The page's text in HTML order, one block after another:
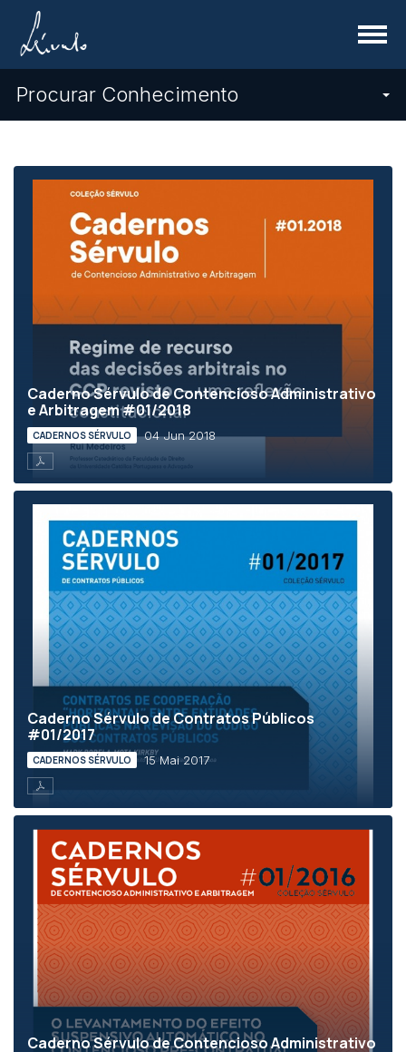
Menu
Procurar Conhecimento
Caderno Sérvulo de Contencioso Administrativo
e Arbitragem #01/2018
CADERNOS SÉRVULO 04 Jun 2018
Caderno Sérvulo de Contratos Públicos
#01/2017
CADERNOS SÉRVULO 15 Mai 2017
Caderno Sérvulo de Contencioso Administrativo